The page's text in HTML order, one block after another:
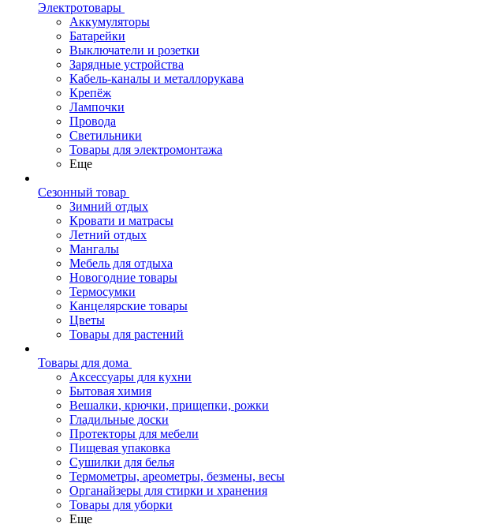
Электротовары
Аккумуляторы
Батарейки
Выключатели и розетки
Зарядные устройства
Кабель-каналы и металлорукава
Крепёж
Лампочки
Провода
Светильники
Товары для электромонтажа
Еще
Сезонный товар
Зимний отдых
Кровати и матрасы
Летний отдых
Мангалы
Мебель для отдыха
Новогодние товары
Термосумки
Канцелярские товары
Цветы
Товары для растений
Товары для дома
Аксессуары для кухни
Бытовая химия
Вешалки, крючки, прищепки, рожки
Гладильные доски
Протекторы для мебели
Пищевая упаковка
Сушилки для белья
Термометры, ареометры, безмены, весы
Органайзеры для стирки и хранения
Товары для уборки
Еще